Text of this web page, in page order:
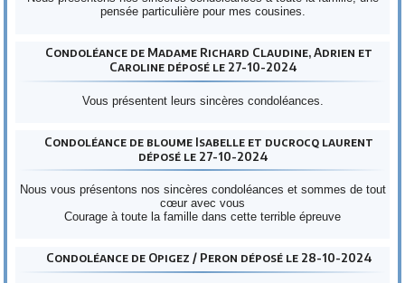
pensée particulière pour mes cousines.
Condoléance de Madame Richard Claudine, Adrien et
Caroline déposé le 27-10-2024
Vous présentent leurs sincères condoléances.
Condoléance de bloume Isabelle et ducrocq laurent
déposé le 27-10-2024
Nous vous présentons nos sincères condoléances et sommes de tout
cœur avec vous
Courage à toute la famille dans cette terrible épreuve
Condoléance de Opigez / Peron déposé le 28-10-2024